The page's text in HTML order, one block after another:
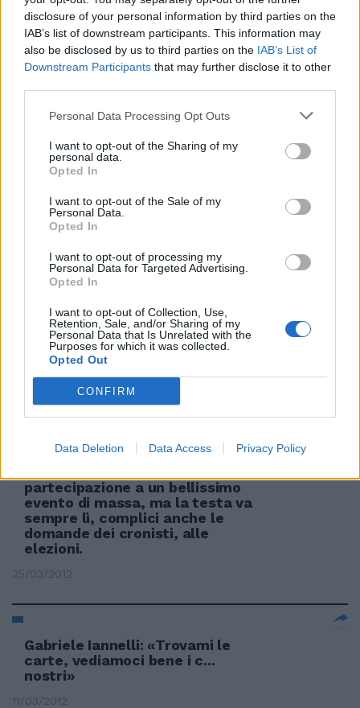
disclosure of your personal information by third parties on the
IAB’s list of downstream participants. This information may
also be disclosed by us to third parties on the IAB’s List of
Downstream Participants that may further disclose it to other
Personal Data Processing Opt Outs
I want to opt-out of the Sharing of my
personal data.
Opted In
I want to opt-out of the Sale of my
Personal Data.
Opted In
I want to opt-out of processing my
Personal Data for Targeted Advertising.
Opted In
I want to opt-out of Collection, Use,
Retention, Sale, and/or Sharing of my
Personal Data that Is Unrelated with the
Purposes for which it was collected.
Opted Out
CONFIRM
Data Deletion Data Access Privacy Policy
Gabriele, ha messo
rappresentato un «Sogno»,
raccontato a ritmo di: belly
dance e coreografie, dalle forti
contaminazioni etniche.
«Gabriele? Un tipo tranquillo e
27/05/2012
di Gabriele Simongini Si accende
rapporto fra arte
contemporanea e committenze
ecclesiastiche a proposito della
cosiddetta «arte sacra».
Gabriele Santoro C'è
partecipazione a un bellissimo
evento di massa, ma la testa va
sempre lì, complici anche le
domande dei cronisti, alle
elezioni.
25/03/2012
Gabriele Iannelli: «Trovami le
carte, vediamoci bene i c...
nostri»
11/03/2012